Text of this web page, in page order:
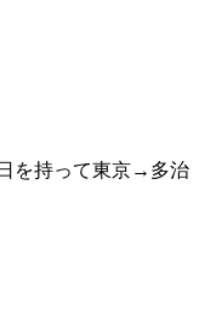
を持って東京→多治